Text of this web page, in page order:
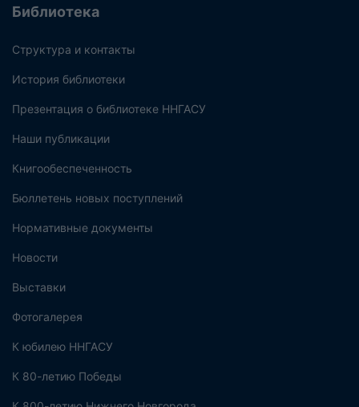
Библиотека
Структура и контакты
История библиотеки
Презентация о библиотеке ННГАСУ
Наши публикации
Книгообеспеченность
Бюллетень новых поступлений
Нормативные документы
Новости
Выставки
Фотогалерея
К юбилею ННГАСУ
К 80-летию Победы